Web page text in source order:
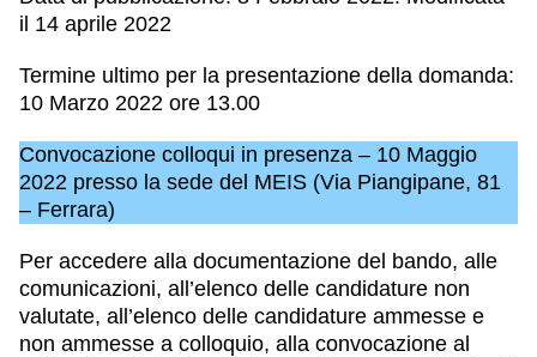
il 14 aprile 2022
Termine ultimo per la presentazione della domanda:
10 Marzo 2022 ore 13.00
Convocazione colloqui in presenza – 10 Maggio
2022 presso la sede del MEIS (Via Piangipane, 81
– Ferrara)
Per accedere alla documentazione del bando, alle
comunicazioni, all’elenco delle candidature non
valutate, all’elenco delle candidature ammesse e
non ammesse a colloquio, alla convocazione al